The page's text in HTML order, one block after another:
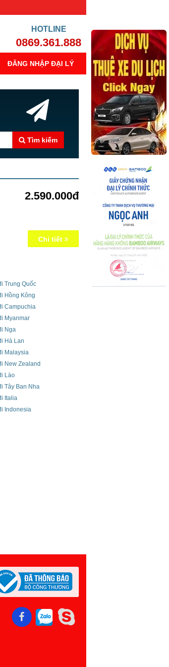
0869.361.888
ĐĂNG NHẬP ĐẠI LÝ
Tìm kiếm
2.590.000đ
Chi tiết
Trung Quốc
Hồng Kông
Campuchia
Myanmar
Nga
Hà Lan
Malaysia
New Zealand
Lào
Tây Ban Nha
Italia
Indonesia